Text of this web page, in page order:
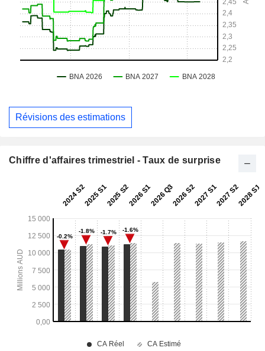
Révisions des estimations
Chiffre d'affaires trimestriel - Taux de surprise